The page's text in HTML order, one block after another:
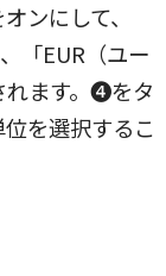
ンにして、
「EUR（ユー
れます。❹をタ
を選択するこ